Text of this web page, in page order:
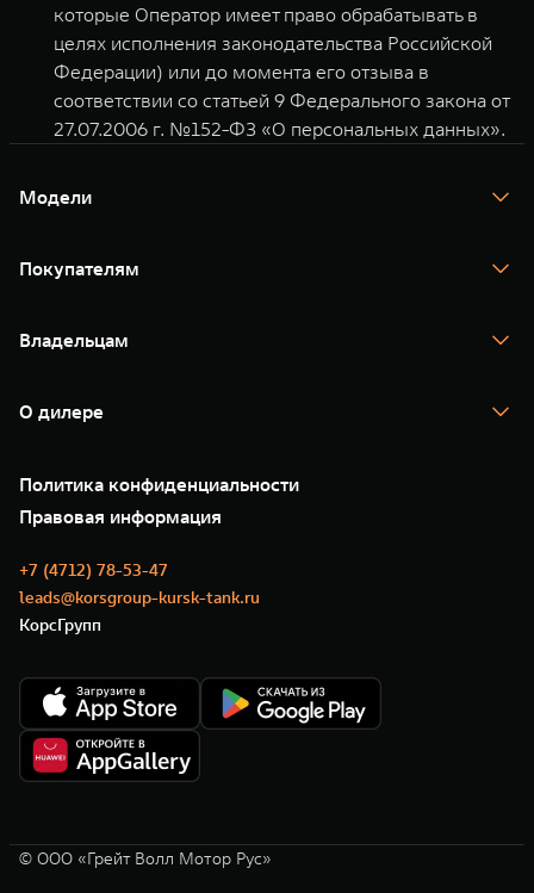
которые Оператор имеет право обрабатывать в
целях исполнения законодательства Российской
Федерации) или до момента его отзыва в
соответствии со статьей 9 Федерального закона от
27.07.2006 г. №152-ФЗ «О персональных данных».
Модели
TANK 400
TANK 500
Покупателям
Тест-драйв
TANK Финансы
Корпоративным клиентам
Зарядные станции
Владельцам
Помощь на дороге
Новые цифровые сервисы TANK
Сервис
Нулевое ТО
Моторные масла
О дилере
35 лет GWM
GWM ТЕХ ДЕНЬ
Новости
Политика конфиденциальности
Правовая информация
+7 (4712) 78-53-47
leads@korsgroup-kursk-tank.ru
КорсГрупп
© ООО «Грейт Волл Мотор Рус»